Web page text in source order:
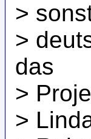
>
>
das
>
>